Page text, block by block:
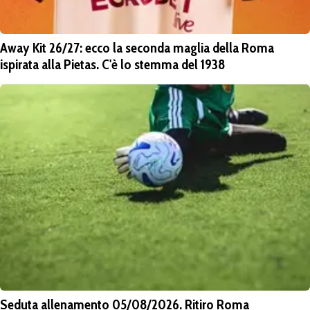
Away Kit 26/27: ecco la seconda maglia della Roma
ispirata alla Pietas. C'è lo stemma del 1938
Seduta allenamento 05/08/2026. Ritiro Roma